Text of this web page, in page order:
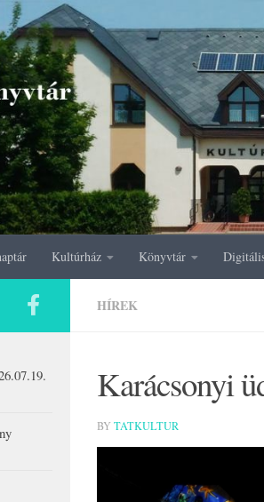
Kultúrház Könyvtár
HÍREK
Karácsonyi
BY TATKULTUR